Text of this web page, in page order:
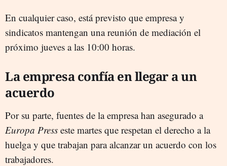
En cualquier caso, está previsto que empresa y
sindicatos mantengan una reunión de mediación el
próximo jueves a las 10:00 horas.
La empresa confía en llegar a un
acuerdo
Por su parte, fuentes de la empresa han asegurado a
Europa Press este martes que respetan el derecho a la
huelga y que trabajan para alcanzar un acuerdo con los
trabajadores.